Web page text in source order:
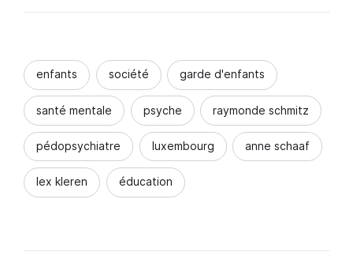
enfants société garde d'enfants
santé mentale psyche raymonde schmitz
pédopsychiatre luxembourg anne schaaf
lex kleren éducation